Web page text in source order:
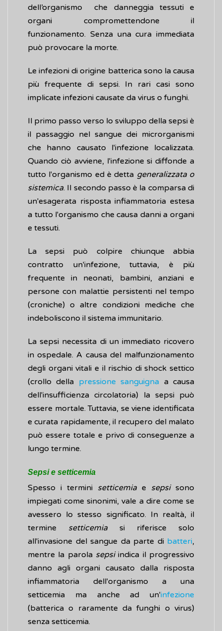
dell’organismo che danneggia tessuti e
organi compromettendone il
funzionamento. Senza una cura immediata
può provocare la morte.
Le infezioni di origine batterica sono la causa
più frequente di sepsi. In rari casi sono
implicate infezioni causate da virus o funghi.
Il primo passo verso lo sviluppo della sepsi è
il passaggio nel sangue dei microrganismi
che hanno causato l'infezione localizzata.
Quando ciò avviene, l'infezione si diffonde a
tutto l'organismo ed è detta generalizzata o
sistemica. Il secondo passo è la comparsa di
un'esagerata risposta infiammatoria estesa
a tutto l'organismo che causa danni a organi
e tessuti.
La sepsi può colpire chiunque abbia
contratto un'infezione, tuttavia, è più
frequente in neonati, bambini, anziani e
persone con malattie persistenti nel tempo
(croniche) o altre condizioni mediche che
indeboliscono il sistema immunitario.
La sepsi necessita di un immediato ricovero
in ospedale. A causa del malfunzionamento
degli organi vitali e il rischio di shock settico
(crollo della pressione sanguigna a causa
dell'insufficienza circolatoria) la sepsi può
essere mortale. Tuttavia, se viene identificata
e curata rapidamente, il recupero del malato
può essere totale e privo di conseguenze a
lungo termine.
Sepsi e setticemia
Spesso i termini setticemiae sepsisono
impiegati come sinonimi, vale a dire come se
avessero lo stesso significato. In realtà, il
termine setticemiasi riferisce solo
all'invasione del sangue da parte di batteri,
mentre la parola sepsiindica il progressivo
danno agli organi causato dalla risposta
infiammatoria dell'organismo a una
setticemia ma anche ad un'infezione
(batterica o raramente da funghi o virus)
senza setticemia.